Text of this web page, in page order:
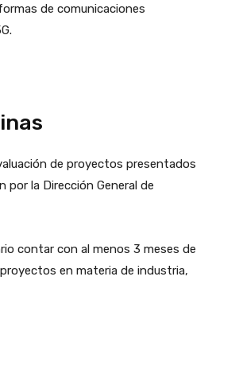
de comunicaciones
de proyectos presentados
la Dirección General de
contar con al menos 3 meses de
en materia de industria,